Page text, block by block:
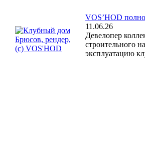
VOS’HOD
11.06.26
Девелопер
строительного
эксплуатацию